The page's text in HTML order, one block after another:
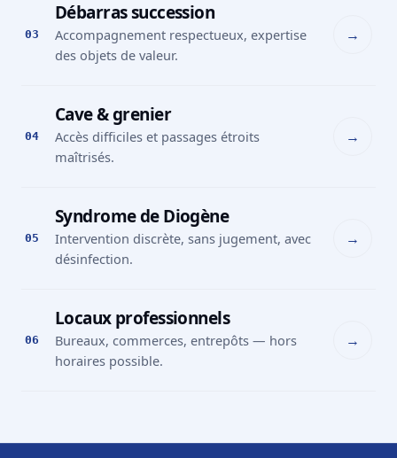
03
Débarras succession
Accompagnement respectueux, expertise
des objets de valeur.
→
04
Cave & grenier
Accès difficiles et passages étroits
maîtrisés.
→
05
Syndrome de Diogène
Intervention discrète, sans jugement, avec
désinfection.
→
06
Locaux professionnels
Bureaux, commerces, entrepôts — hors
horaires possible.
→